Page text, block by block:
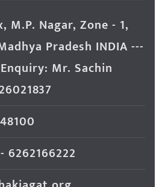
M.P. Nagar, Zone - 1,
Pradesh INDIA ---
Mr. Sachin
6262166222